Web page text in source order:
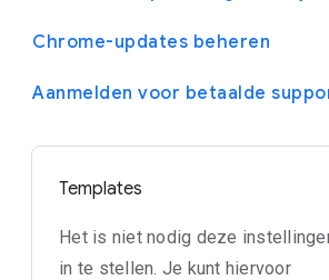
Chrome-updates beheren
Aanmelden voor betaalde
Templates
Het is niet nodig deze
in te stellen. Je kunt hiervoor